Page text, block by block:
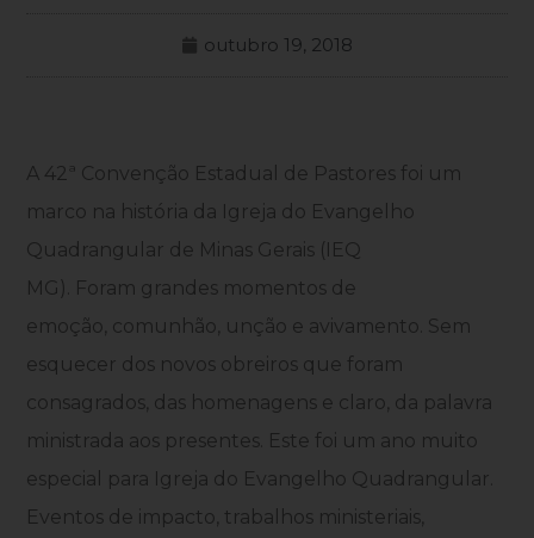
outubro 19, 2018
A 42ª Convenção Estadual de Pastores foi um
marco na história da Igreja do Evangelho
Quadrangular de Minas Gerais (IEQ
MG). Foram grandes momentos de
emoção, comunhão, unção e avivamento. Sem
esquecer dos novos obreiros que foram
consagrados, das homenagens e claro, da palavra
ministrada aos presentes. Este foi um ano muito
especial para Igreja do Evangelho Quadrangular.
Eventos de impacto, trabalhos ministeriais,